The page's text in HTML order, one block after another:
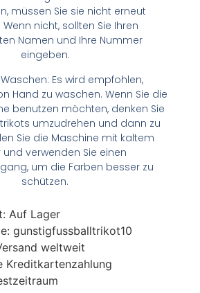
müssen Sie sie nicht erneut
nicht, sollten Sie Ihren
Namen und Ihre Nummer
eingeben.
Es wird empfohlen,
Hand zu waschen. Wenn Sie die
benutzen möchten, denken Sie
umzudrehen und dann zu
Sie die Maschine mit kaltem
und verwenden Sie einen
um die Farben besser zu
schützen.
Auf Lager
gunstigfussballtrikot10
weltweit
Kreditkartenzahlung